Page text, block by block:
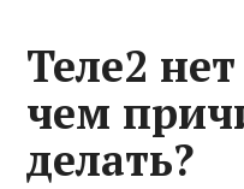
Теле2
чем
делать?